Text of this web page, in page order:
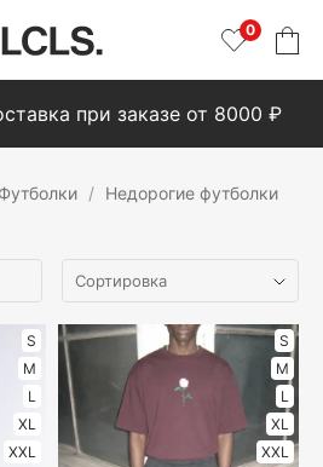
0
при заказе от 8000 ₽
Футболки Недорогие футболки
S
M
L
XL
XXL
S
M
L
XL
XXL